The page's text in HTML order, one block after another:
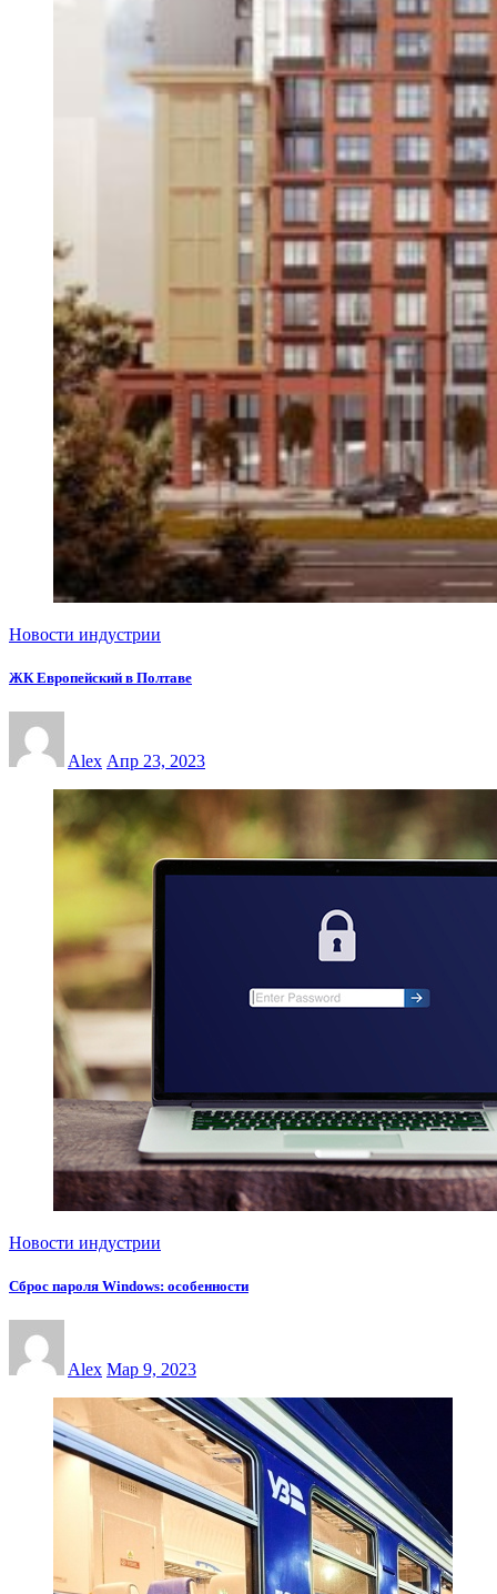
Новости индустрии
ЖК Европейский в Полтаве
Alex Апр 23, 2023
Новости индустрии
Сброс пароля Windows: особенности
Alex Мар 9, 2023